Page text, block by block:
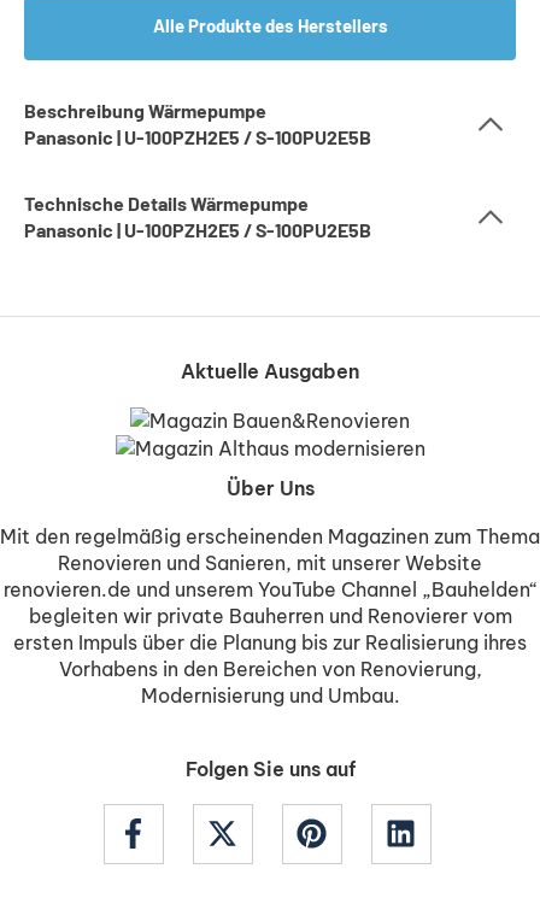
Alle Produkte des Herstellers
Beschreibung Wärmepumpe
Panasonic | U-100PZH2E5 / S-100PU2E5B
Technische Details Wärmepumpe
Panasonic | U-100PZH2E5 / S-100PU2E5B
Aktuelle Ausgaben
Über Uns
Mit den regelmäßig erscheinenden Magazinen zum Thema
Renovieren und Sanieren, mit unserer Website
renovieren.de und unserem YouTube Channel „Bauhelden“
begleiten wir private Bauherren und Renovierer vom
ersten Impuls über die Planung bis zur Realisierung ihres
Vorhabens in den Bereichen von Renovierung,
Modernisierung und Umbau.
Folgen Sie uns auf